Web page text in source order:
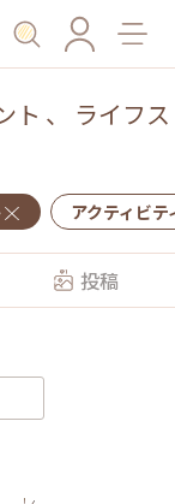
ト 、 ライフス
アクティビテ
投稿